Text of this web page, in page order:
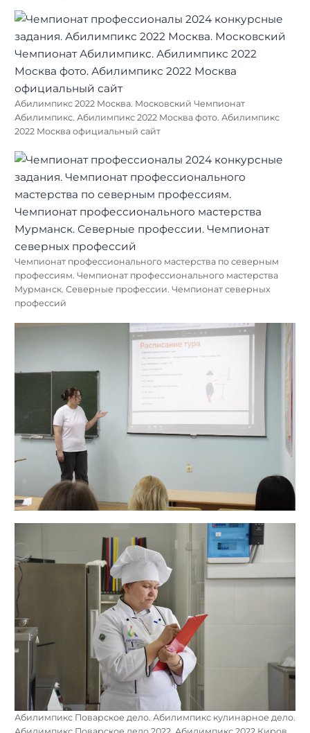
Абилимпикс 2022 Москва. Московский Чемпионат
Абилимпикс. Абилимпикс 2022 Москва фото. Абилимпикс
2022 Москва официальный сайт
Чемпионат профессионального мастерства по северным
профессиям. Чемпионат профессионального мастерства
Мурманск. Северные профессии. Чемпионат северных
профессий
Абилимпикс Поварское дело. Абилимпикс кулинарное дело.